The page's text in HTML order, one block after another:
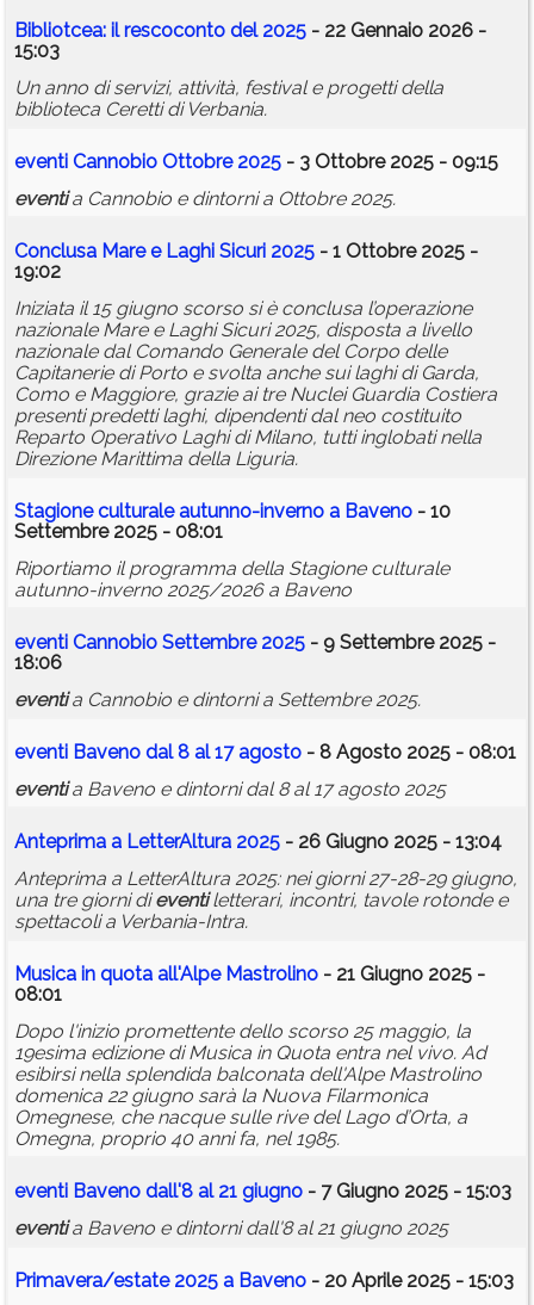
Bibliotcea: il rescoconto del 2025 - 22 Gennaio 2026 -
15:03
Un anno di servizi, attività, festival e progetti della
biblioteca Ceretti di Verbania.
eventi Cannobio Ottobre 2025 - 3 Ottobre 2025 - 09:15
eventia Cannobio e dintorni a Ottobre 2025.
Conclusa Mare e Laghi Sicuri 2025 - 1 Ottobre 2025 -
19:02
Iniziata il 15 giugno scorso si è conclusa l’operazione
nazionale Mare e Laghi Sicuri 2025, disposta a livello
nazionale dal Comando Generale del Corpo delle
Capitanerie di Porto e svolta anche sui laghi di Garda,
Como e Maggiore, grazie ai tre Nuclei Guardia Costiera
presenti predetti laghi, dipendenti dal neo costituito
Reparto Operativo Laghi di Milano, tutti inglobati nella
Direzione Marittima della Liguria.
Stagione culturale autunno-inverno a Baveno - 10
Settembre 2025 - 08:01
Riportiamo il programma della Stagione culturale
autunno-inverno 2025/2026 a Baveno
eventi Cannobio Settembre 2025 - 9 Settembre 2025 -
18:06
eventia Cannobio e dintorni a Settembre 2025.
eventi Baveno dal 8 al 17 agosto - 8 Agosto 2025 - 08:01
eventia Baveno e dintorni dal 8 al 17 agosto 2025
Anteprima a LetterAltura 2025 - 26 Giugno 2025 - 13:04
Anteprima a LetterAltura 2025: nei giorni 27-28-29 giugno,
una tre giorni dieventiletterari, incontri, tavole rotonde e
spettacoli a Verbania-Intra.
Musica in quota all'Alpe Mastrolino - 21 Giugno 2025 -
08:01
Dopo l'inizio promettente dello scorso 25 maggio, la
19esima edizione di Musica in Quota entra nel vivo. Ad
esibirsi nella splendida balconata dell'Alpe Mastrolino
domenica 22 giugno sarà la Nuova Filarmonica
Omegnese, che nacque sulle rive del Lago d’Orta, a
Omegna, proprio 40 anni fa, nel 1985.
eventi Baveno dall'8 al 21 giugno - 7 Giugno 2025 - 15:03
eventia Baveno e dintorni dall'8 al 21 giugno 2025
Primavera/estate 2025 a Baveno - 20 Aprile 2025 - 15:03